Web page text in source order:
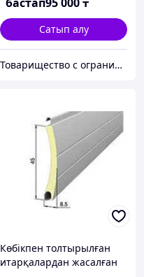
Сатып алу
Товарищество с ограниченной ответственностью "Зимние окна"
Көбікпен толтырылған
итарқалардан жасалған